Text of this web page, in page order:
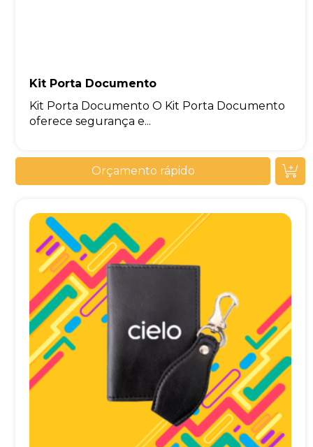
Kit Porta Documento
Kit Porta Documento O Kit Porta Documento
oferece segurança e...
Orçamento rápido